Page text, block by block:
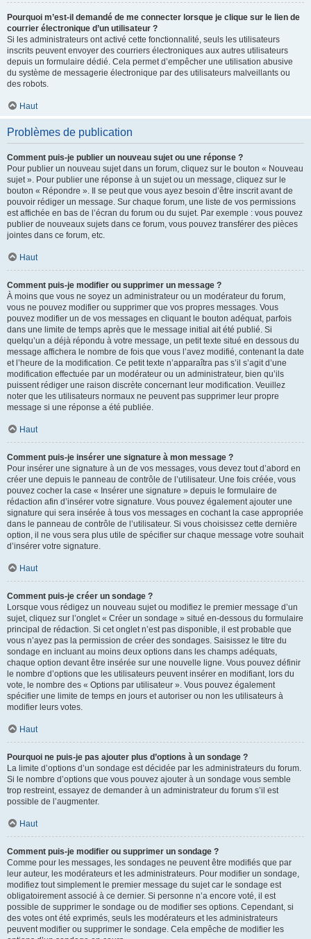
Pourquoi m’est-il demandé de me connecter lorsque je clique sur le lien de
courrier électronique d’un utilisateur ?
Si les administrateurs ont activé cette fonctionnalité, seuls les utilisateurs
inscrits peuvent envoyer des courriers électroniques aux autres utilisateurs
depuis un formulaire dédié. Cela permet d’empêcher une utilisation abusive
du système de messagerie électronique par des utilisateurs malveillants ou
des robots.
Haut
Problèmes de publication
Comment puis-je publier un nouveau sujet ou une réponse ?
Pour publier un nouveau sujet dans un forum, cliquez sur le bouton « Nouveau
sujet ». Pour publier une réponse à un sujet ou un message, cliquez sur le
bouton « Répondre ». Il se peut que vous ayez besoin d’être inscrit avant de
pouvoir rédiger un message. Sur chaque forum, une liste de vos permissions
est affichée en bas de l’écran du forum ou du sujet. Par exemple : vous pouvez
publier de nouveaux sujets dans ce forum, vous pouvez transférer des pièces
jointes dans ce forum, etc.
Haut
Comment puis-je modifier ou supprimer un message ?
À moins que vous ne soyez un administrateur ou un modérateur du forum,
vous ne pouvez modifier ou supprimer que vos propres messages. Vous
pouvez modifier un de vos messages en cliquant le bouton adéquat, parfois
dans une limite de temps après que le message initial ait été publié. Si
quelqu’un a déjà répondu à votre message, un petit texte situé en dessous du
message affichera le nombre de fois que vous l’avez modifié, contenant la date
et l’heure de la modification. Ce petit texte n’apparaîtra pas s’il s’agit d’une
modification effectuée par un modérateur ou un administrateur, bien qu’ils
puissent rédiger une raison discrète concernant leur modification. Veuillez
noter que les utilisateurs normaux ne peuvent pas supprimer leur propre
message si une réponse a été publiée.
Haut
Comment puis-je insérer une signature à mon message ?
Pour insérer une signature à un de vos messages, vous devez tout d’abord en
créer une depuis le panneau de contrôle de l’utilisateur. Une fois créée, vous
pouvez cocher la case « Insérer une signature » depuis le formulaire de
rédaction afin d’insérer votre signature. Vous pouvez également ajouter une
signature qui sera insérée à tous vos messages en cochant la case appropriée
dans le panneau de contrôle de l’utilisateur. Si vous choisissez cette dernière
option, il ne vous sera plus utile de spécifier sur chaque message votre souhait
d’insérer votre signature.
Haut
Comment puis-je créer un sondage ?
Lorsque vous rédigez un nouveau sujet ou modifiez le premier message d’un
sujet, cliquez sur l’onglet « Créer un sondage » situé en-dessous du formulaire
principal de rédaction. Si cet onglet n’est pas disponible, il est probable que
vous n’ayez pas la permission de créer des sondages. Saisissez le titre du
sondage en incluant au moins deux options dans les champs adéquats,
chaque option devant être insérée sur une nouvelle ligne. Vous pouvez définir
le nombre d’options que les utilisateurs peuvent insérer en modifiant, lors du
vote, le nombre des « Options par utilisateur ». Vous pouvez également
spécifier une limite de temps en jours et autoriser ou non les utilisateurs à
modifier leurs votes.
Haut
Pourquoi ne puis-je pas ajouter plus d’options à un sondage ?
La limite d’options d’un sondage est décidée par les administrateurs du forum.
Si le nombre d’options que vous pouvez ajouter à un sondage vous semble
trop restreint, essayez de demander à un administrateur du forum s’il est
possible de l’augmenter.
Haut
Comment puis-je modifier ou supprimer un sondage ?
Comme pour les messages, les sondages ne peuvent être modifiés que par
leur auteur, les modérateurs et les administrateurs. Pour modifier un sondage,
modifiez tout simplement le premier message du sujet car le sondage est
obligatoirement associé à ce dernier. Si personne n’a encore voté, il est
possible de supprimer le sondage ou de modifier ses options. Cependant, si
des votes ont été exprimés, seuls les modérateurs et les administrateurs
peuvent modifier ou supprimer le sondage. Cela empêche de modifier les